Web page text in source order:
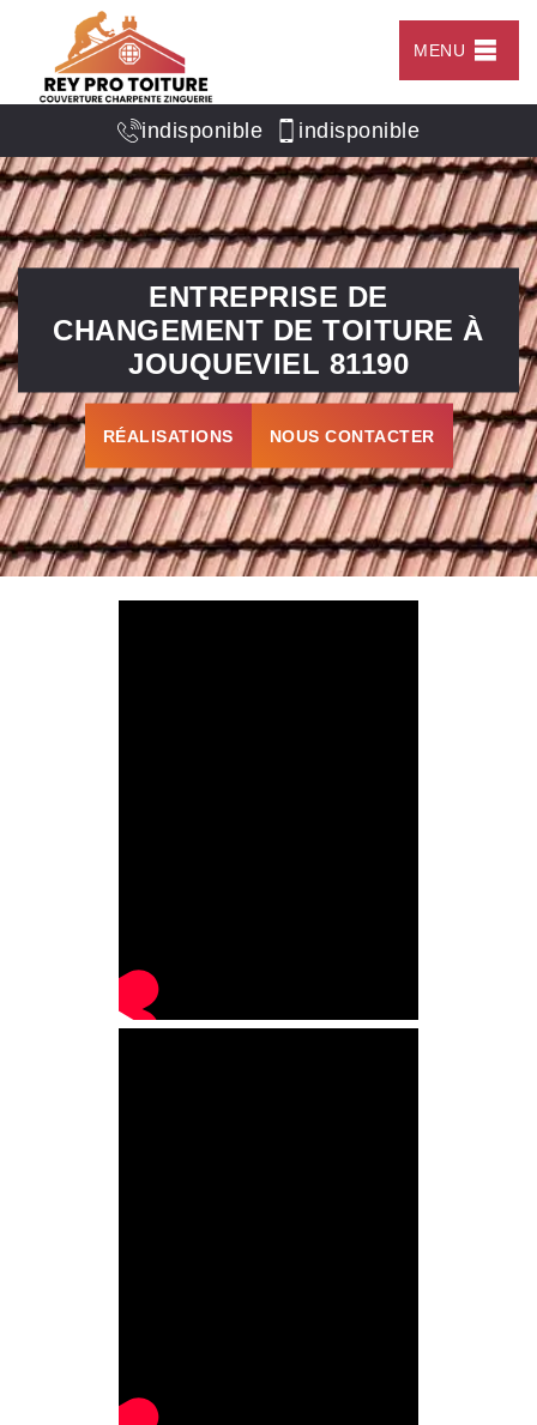
MENU
indisponible indisponible
ENTREPRISE DE
CHANGEMENT DE TOITURE À
JOUQUEVIEL 81190
RÉALISATIONS NOUS CONTACTER